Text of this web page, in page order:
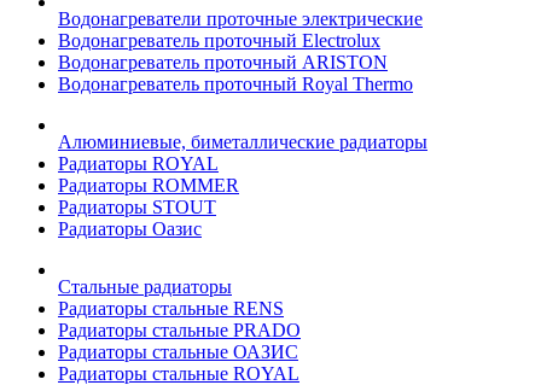
Водонагреватели проточные электрические
Водонагреватель проточный Electrolux
Водонагреватель проточный ARISTON
Водонагреватель проточный Royal Thermo
Алюминиевые, биметаллические радиаторы
Радиаторы ROYAL
Радиаторы ROMMER
Радиаторы STOUT
Радиаторы Оазис
Стальные радиаторы
Радиаторы стальные RENS
Радиаторы стальные PRADO
Радиаторы стальные ОАЗИС
Радиаторы стальные ROYAL